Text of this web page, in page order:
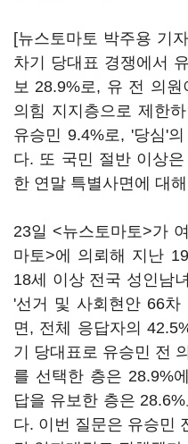
[뉴스토마토 박주용 기
차기 당대표 경쟁에서
보 28.9%로, 유 전 의
의힘 지지층으로 제한
유승민 9.4%로, '당심'
다. 또 국민 절반 이상
한 연말 특별사면에 대
23일 <뉴스토마토>가
마토>에 의뢰해 지난
18세 이상 전국 성인남
'선거 및 사회현안 66
면, 전체 응답자의
기 당대표로 유승민 전
를 선택한 층은 28.9%
답을 유보한 층은
다. 이번 질문은 유승민